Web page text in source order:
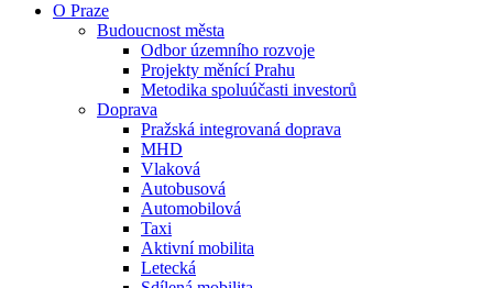
O Praze
Budoucnost města
Odbor územního rozvoje
Projekty měnící Prahu
Metodika spoluúčasti investorů
Doprava
Pražská integrovaná doprava
MHD
Vlaková
Autobusová
Automobilová
Taxi
Aktivní mobilita
Letecká